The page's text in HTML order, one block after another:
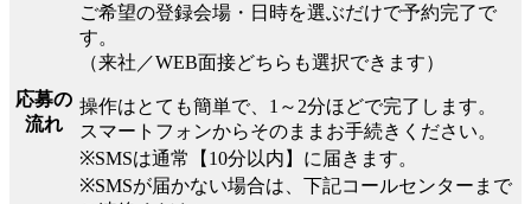
応募の
流れ
ご希望の登録会場・日時を選ぶだけで予約完了で
す。
（来社／WEB面接どちらも選択できます）
操作はとても簡単で、1～2分ほどで完了します。
スマートフォンからそのままお手続きください。
※SMSは通常【10分以内】に届きます。
※SMSが届かない場合は、下記コールセンターまで